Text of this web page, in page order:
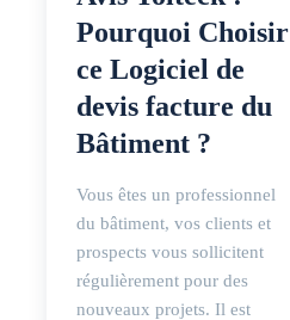
Pourquoi Choisir
ce Logiciel de
devis facture du
Bâtiment ?
Vous êtes un professionnel
du bâtiment, vos clients et
prospects vous sollicitent
régulièrement pour des
nouveaux projets. Il est